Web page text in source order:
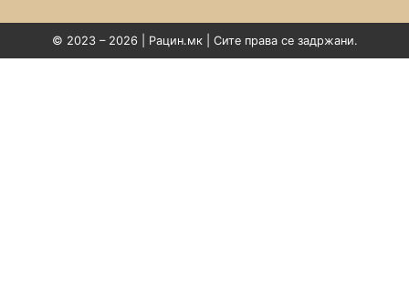
© 2023 – 2026 | Рацин.мк | Сите права се задржани.